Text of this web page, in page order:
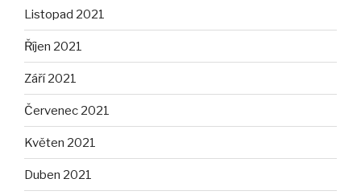
Listopad 2021
Říjen 2021
Září 2021
Červenec 2021
Květen 2021
Duben 2021